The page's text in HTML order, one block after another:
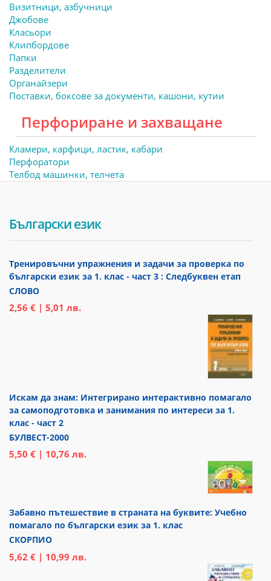
Визитници, азбучници
Джобове
Класьори
Клипбордове
Папки
Разделители
Органайзери
Поставки, боксове за документи, кашони, кутии
Перфориране и захващане
Кламери, карфици, ластик, кабари
Перфоратори
Телбод машинки, телчета
Български език
Тренировъчни упражнения и задачи за проверка по
български език за 1. клас - част 3 : Следбуквен етап
СЛОВО
2,56 € | 5,01 лв.
Искам да знам: Интегрирано интерактивно помагало
за самоподготовка и занимания по интереси за 1.
клас - част 2
БУЛВЕСТ-2000
5,50 € | 10,76 лв.
Забавно пътешествие в страната на буквите: Учебно
помагало по български език за 1. клас
СКОРПИО
5,62 € | 10,99 лв.